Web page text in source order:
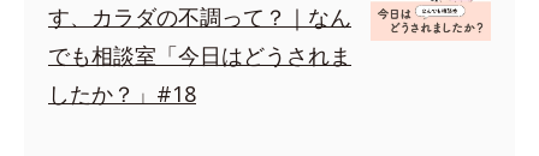
す、カラダの不調って？｜なん
でも相談室「今日はどうされま
したか？」#18